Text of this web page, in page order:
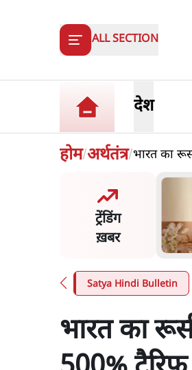
ALL SECTION
देश
होम/अर्थतंत्र/भारत का
ट्रेंडिंग
ख़बर
सरकार ने डाबर शहद, गाय के घी और
कई अन्य उत्पाद की बिक्री पर रोक
Satya Hindi Bulletin
भारत का